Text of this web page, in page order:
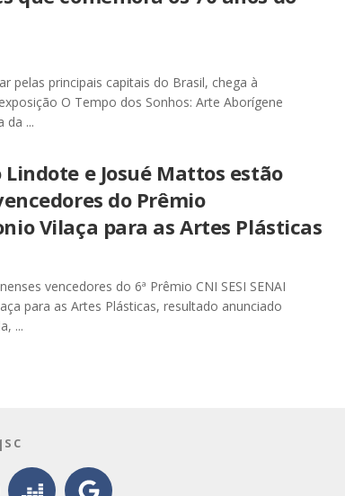
pelas principais capitais do Brasil, chega à
O Tempo dos Sonhos: Arte Aborígene
da ...
Lindote e Josué Mattos estão
do Prêmio
Vilaça para as Artes Plásticas
vencedores do 6ª Prêmio CNI SESI SENAI
para as Artes Plásticas, resultado anunciado
...